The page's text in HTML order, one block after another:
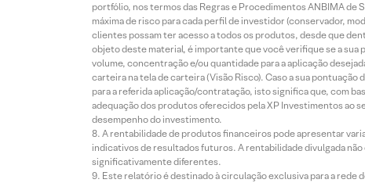
portfólio, nos termos das Regras e Procedimentos ANBIMA
máxima de risco para cada perfil de investidor (conservador,
clientes possam ter acesso a todos os produtos, desde que
objeto deste material, é importante que você verifique se a
volume, concentração e/ou quantidade para a aplicação
carteira na tela de carteira (Visão Risco). Caso a sua
para a referida aplicação/contratação, isto significa que, com
adequação dos produtos oferecidos pela XP Investimentos ao
desempenho do investimento.
A rentabilidade de produtos financeiros pode apresentar
indicativos de resultados futuros. A rentabilidade divulgada
significativamente diferentes.
Este relatório é destinado à circulação exclusiva para a rede